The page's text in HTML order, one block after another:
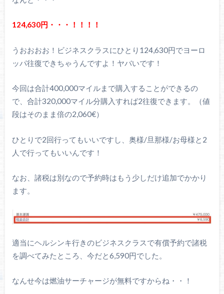
124,630円・・・！！！！
うおおおお！ビジネスクラスにひとり124,630円でヨーロ
ッパ往復できちゃうんですよ！ヤバいです！
今回は合計400,000マイルまで購入することができるの
で、合計320,000マイル分購入すれば2往復できます。（値
段はそのまま倍の2,060€）
ひとりで2回行ってもいいですし、奥様/旦那様/お母様と2
人で行ってもいいんです！
なお、諸税は別なので予約時はもう少しだけ追加でかかり
ます。
適当にヘルシンキ行きのビジネスクラスで有償予約で諸税
を調べてみたところ、今だと6,590円でした。
なんせ今は燃油サーチャージが無料ですからね・・！